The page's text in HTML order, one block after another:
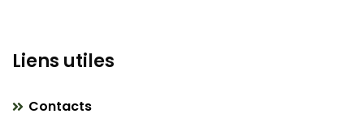
Liens utiles
Contacts